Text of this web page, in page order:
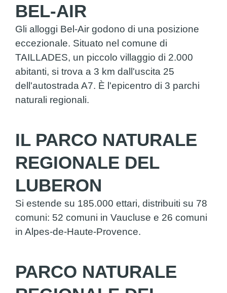
BEL-AIR
Gli alloggi Bel-Air godono di una posizione
eccezionale. Situato nel comune di
TAILLADES, un piccolo villaggio di 2.000
abitanti, si trova a 3 km dall'uscita 25
dell'autostrada A7. È l'epicentro di 3 parchi
naturali regionali.
IL PARCO NATURALE
REGIONALE DEL
LUBERON
Si estende su 185.000 ettari, distribuiti su 78
comuni: 52 comuni in Vaucluse e 26 comuni
in Alpes-de-Haute-Provence.
PARCO NATURALE